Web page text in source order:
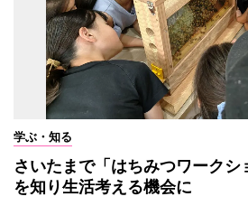
学ぶ・知る
さいたまで「はちみつワーク
を知り生活考える機会に